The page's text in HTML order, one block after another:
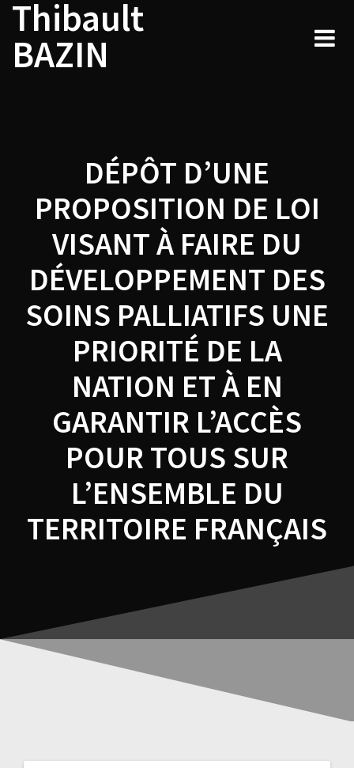
Skip
content
Thibault
BAZIN
DÉPÔT D’UNE
PROPOSITION DE LOI
VISANT À FAIRE DU
DÉVELOPPEMENT DES
SOINS PALLIATIFS UNE
PRIORITÉ DE LA
NATION ET À EN
GARANTIR L’ACCÈS
POUR TOUS SUR
L’ENSEMBLE DU
TERRITOIRE FRANÇAIS
Navigation
de